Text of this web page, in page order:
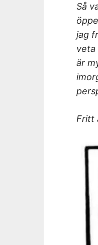
Så
jag
veta
är
Fritt